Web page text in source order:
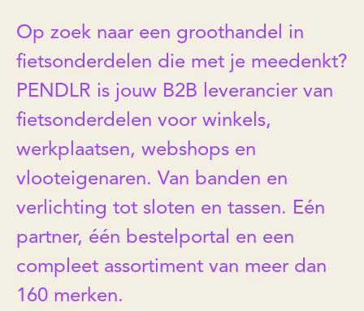
Op zoek naar een groothandel in
fietsonderdelen die met je meedenkt?
PENDLR is jouw B2B leverancier van
fietsonderdelen voor winkels,
werkplaatsen, webshops en
vlooteigenaren. Van banden en
verlichting tot sloten en tassen. Eén
partner, één bestelportal en een
compleet assortiment van meer dan
160 merken.